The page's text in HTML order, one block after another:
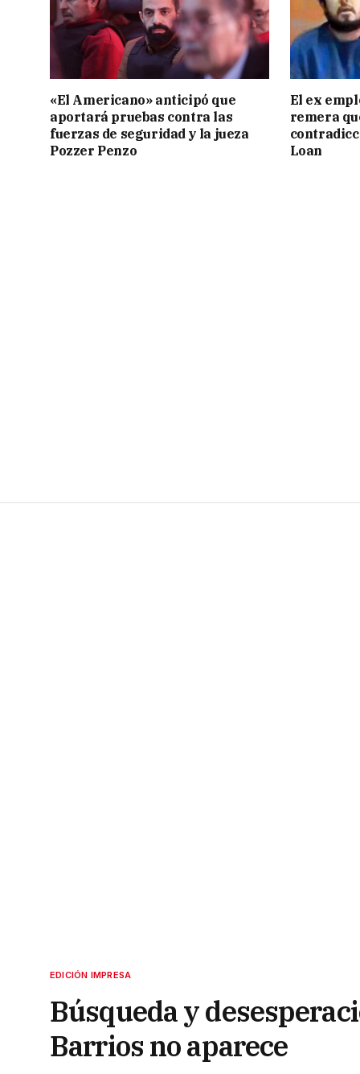
«El Americano» anticipó que
aportará pruebas contra las
fuerzas de seguridad y la jueza
Pozzer Penzo
El ex
remera
Loan
EDICIÓN IMPRESA
Búsqueda y
Barrios no aparece